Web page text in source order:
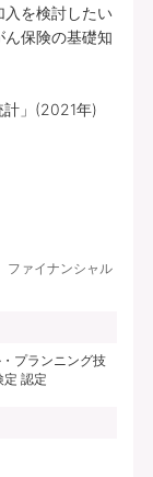
入を検討したい
保険の基礎知
計」(2021年)
ファイナンシャル
プランニング技
認定